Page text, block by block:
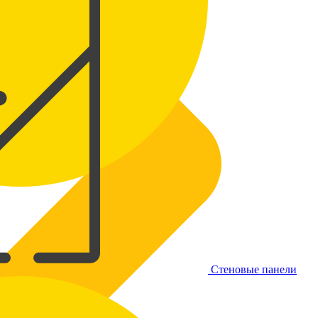
Стеновые панели